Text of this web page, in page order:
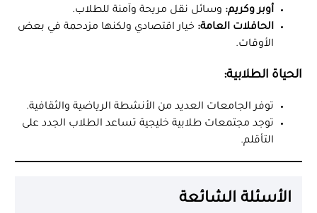
أوبر وكريم: وسائل نقل مريحة وآمنة للطلاب.
الحافلات العامة: خيار اقتصادي ولكنها مزدحمة في بعض
الأوقات.
الحياة الطلابية:
توفر الجامعات العديد من الأنشطة الرياضية والثقافية.
توجد مجتمعات طلابية خليجية تساعد الطلاب الجدد على
التأقلم.
الأسئلة الشائعة